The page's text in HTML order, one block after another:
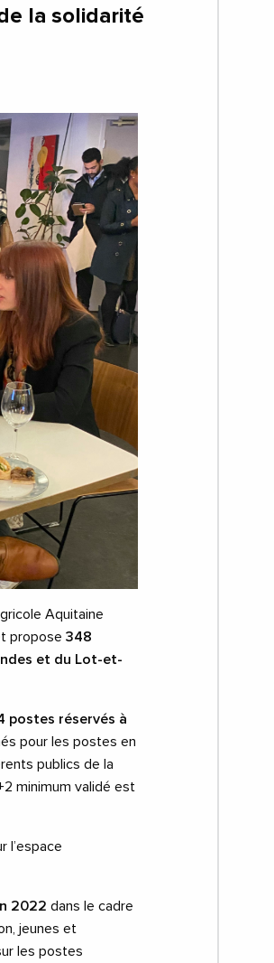
la solidarité
Aquitaine
propose 348
et du Lot-et-
postes réservés à
pour les postes en
publics de la
minimum validé est
l’espace
2022 dans le cadre
jeunes et
les postes